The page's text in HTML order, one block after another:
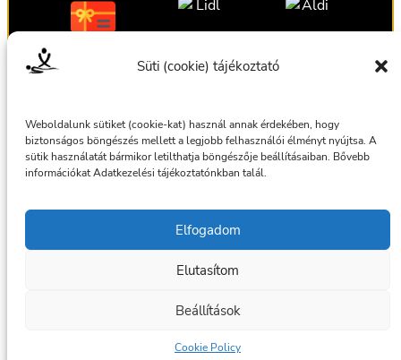
Süti (cookie) tájékoztató
Weboldalunk sütiket (cookie-kat) használ annak érdekében, hogy
biztonságos böngészés mellett a legjobb felhasználói élményt nyújtsa. A
sütik használatát bármikor letilthatja böngészője beállításaiban. Bővebb
információkat Adatkezelési tájékoztatónkban talál.
Elfogadom
Elutasítom
Beállítások
Cookie Policy
Ajándékutalvány
Ajándékutalvány
Általános szerződési feltételek
Adatkezelési tájékoztató
Facebook